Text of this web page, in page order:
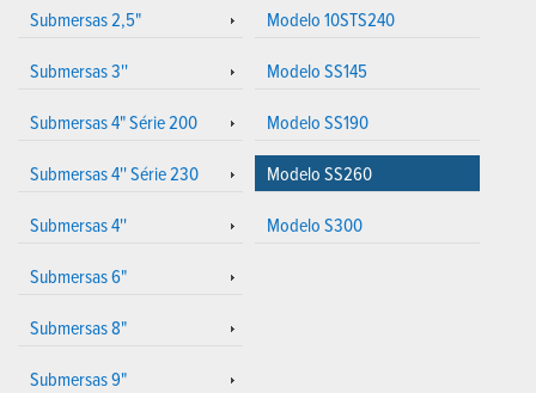
Submersas 2,5"
Submersas 3''
Submersas 4" Série 200
Submersas 4'' Série 230
Submersas 4''
Submersas 6"
Submersas 8"
Submersas 9"
Modelo 10STS240
Modelo SS145
Modelo SS190
Modelo SS260
Modelo S300